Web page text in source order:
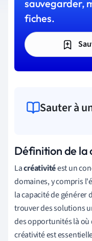
sauvegarder,
fiches.
Sauter à
Définition de la
Lacréativitéest un
domaines, y compris
la capacité de générer
trouver des solutions
des opportunités là où
créativité est